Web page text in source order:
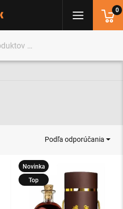
Podľa odporúčania
Novinka
Top
0